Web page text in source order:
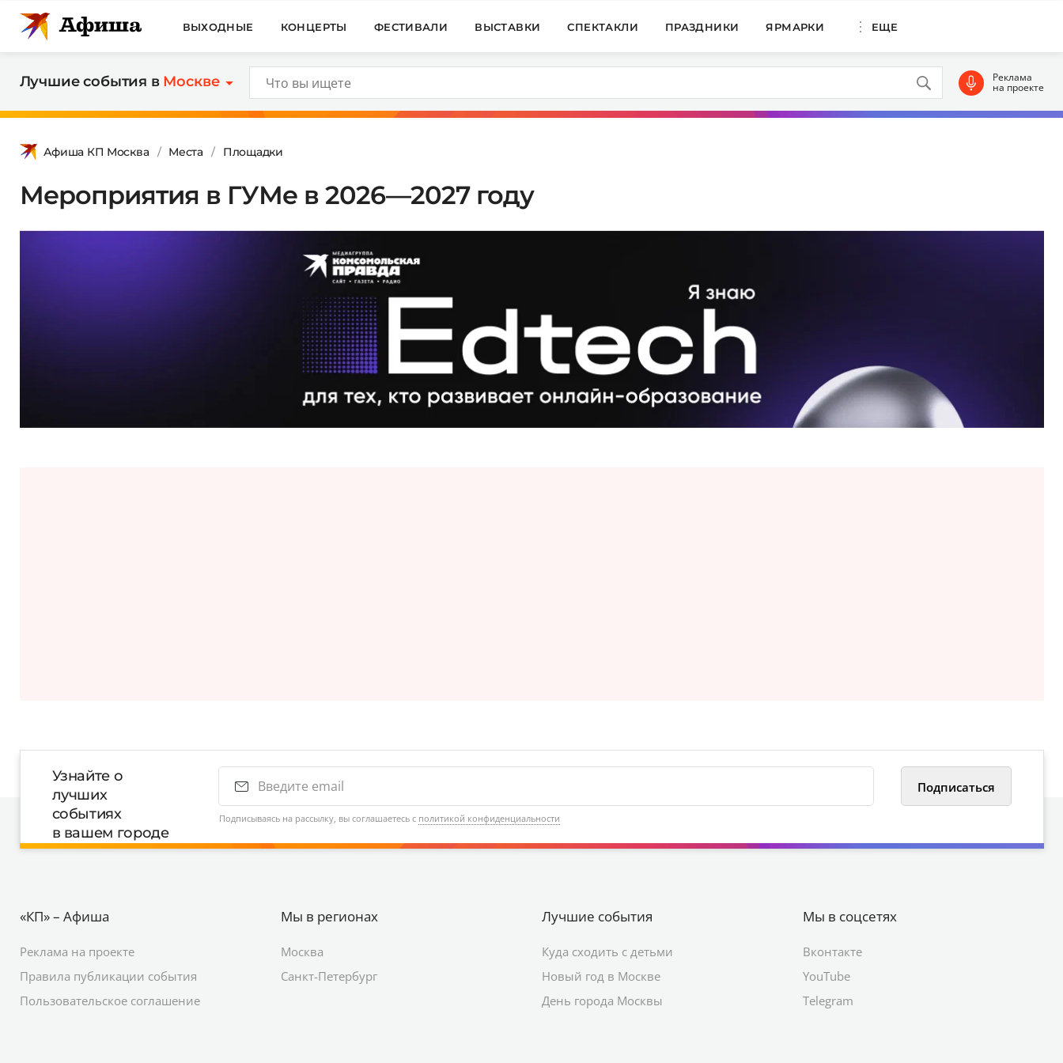
ВЫХОДНЫЕ КОНЦЕРТЫ ФЕСТИВАЛИ ВЫСТАВКИ СПЕКТАКЛИ ПРАЗДНИКИ ЯРМАРКИ ЕЩЕ
Лучшие события в Москве Реклама
на проекте
Афиша КП Москва Места Площадки
Мероприятия в ГУМе в 2026—2027 году
Узнайте о
лучших
событиях
в вашем городе
Подписываясь на рассылку, вы соглашаетесь с политикой конфиденциальности
«КП» – Афиша
Реклама на проекте
Правила публикации события
Пользовательское соглашение
Мы в регионах
Москва
Санкт-Петербург
Лучшие события
Куда сходить с детьми
Новый год в Москве
День города Москвы
Мы в соцсетях
Вконтакте
YouTube
Telegram